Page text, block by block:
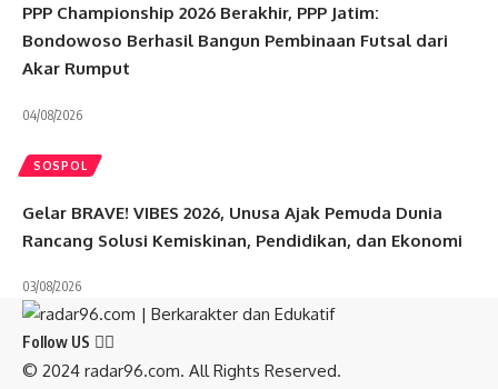
PPP Championship 2026 Berakhir, PPP Jatim:
Bondowoso Berhasil Bangun Pembinaan Futsal dari
Akar Rumput
04/08/2026
SOSPOL
Gelar BRAVE! VIBES 2026, Unusa Ajak Pemuda Dunia
Rancang Solusi Kemiskinan, Pendidikan, dan Ekonomi
03/08/2026
Follow US
© 2024 radar96.com. All Rights Reserved.